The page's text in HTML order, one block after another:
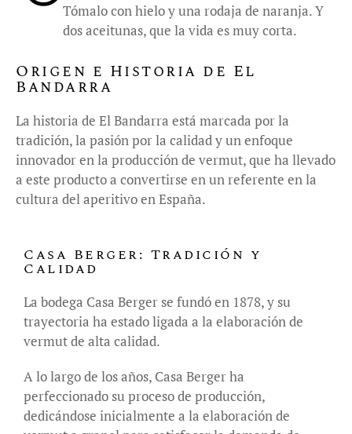
Tómalo con hielo y una rodaja de naranja. Y
dos aceitunas, que la vida es muy corta.
Origen e Historia de El
Bandarra
La historia de El Bandarra está marcada por la
tradición, la pasión por la calidad y un enfoque
innovador en la producción de vermut, que ha llevado
a este producto a convertirse en un referente en la
cultura del aperitivo en España.
Casa Berger: Tradición y
Calidad
La bodega Casa Berger se fundó en 1878, y su
trayectoria ha estado ligada a la elaboración de
vermut de alta calidad.
A lo largo de los años, Casa Berger ha
perfeccionado su proceso de producción,
dedicándose inicialmente a la elaboración de